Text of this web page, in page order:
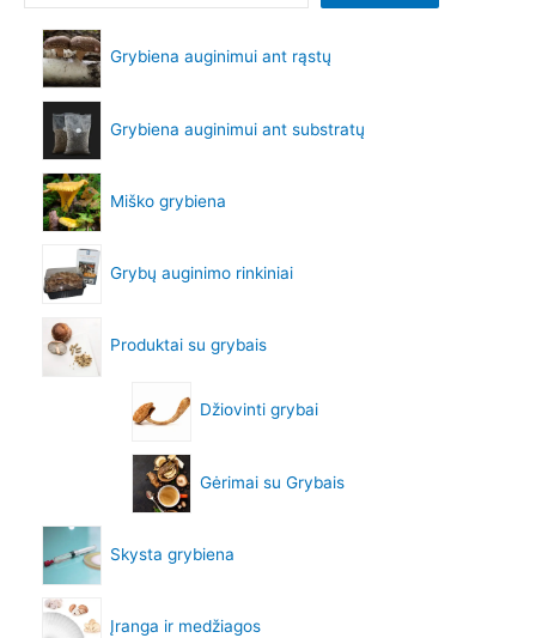
Grybiena auginimui ant rąstų
Grybiena auginimui ant substratų
Miško grybiena
Grybų auginimo rinkiniai
Produktai su grybais
Džiovinti grybai
Gėrimai su Grybais
Skysta grybiena
Įranga ir medžiagos